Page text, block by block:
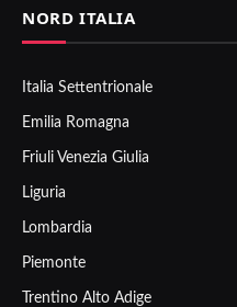
NORD ITALIA
Italia Settentrionale
Emilia Romagna
Friuli Venezia Giulia
Liguria
Lombardia
Piemonte
Trentino Alto Adige